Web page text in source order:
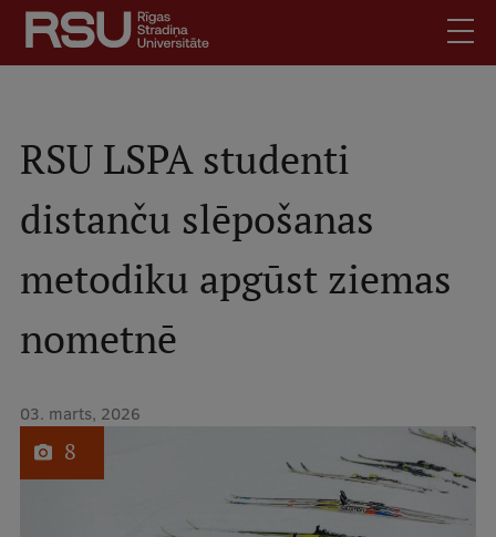
Pārlekt
galveno
saturu
Mobile
augšējā
izvēlne
Studentiem
Absolventiem
Darba devējiem
Kontakti
Vakances
RSU LSPA studenti
distanču slēpošanas
metodiku apgūst ziemas
nometnē
8
03. marts, 2026